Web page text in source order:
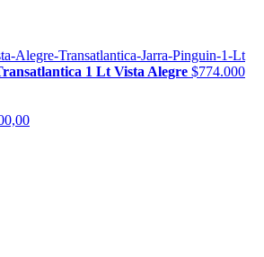
1 Lt Vista Alegre $774.000